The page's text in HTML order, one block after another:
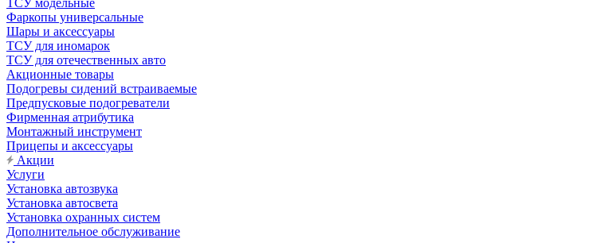
ТСУ модельные
Фаркопы универсальные
Шары и аксессуары
ТСУ для иномарок
ТСУ для отечественных авто
Акционные товары
Подогревы сидений встраиваемые
Предпусковые подогреватели
Фирменная атрибутика
Монтажный инструмент
Прицепы и аксессуары
Акции
Услуги
Установка автозвука
Установка автосвета
Установка охранных систем
Дополнительное обслуживание